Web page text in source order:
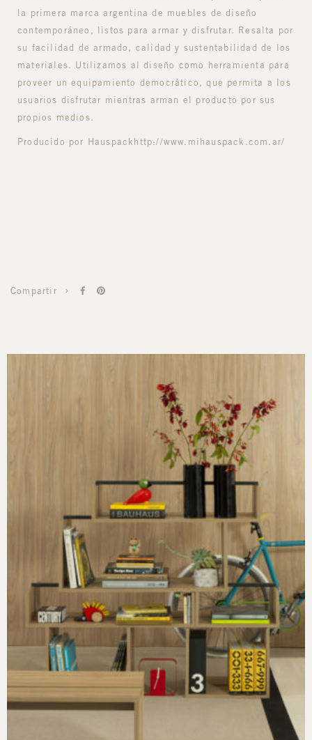
la primera marca argentina de muebles de diseño
contemporáneo, listos para armar y disfrutar. Resalta por
su facilidad de armado, calidad y sustentabilidad de los
materiales. Utilizamos al diseño como herramienta para
proveer un equipamiento democrático, que permita a los
usuarios disfrutar mientras arman el producto por sus
propios medios.
Producido por Hauspack http://www.mihauspack.com.ar/
Compartir